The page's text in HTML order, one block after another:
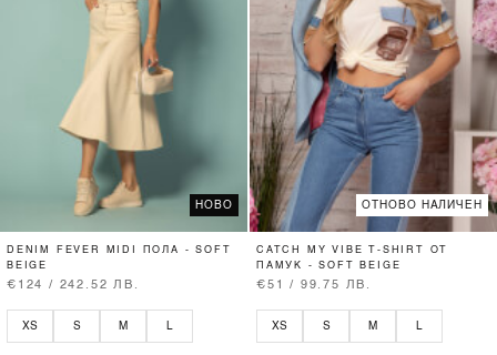
НОВО
DENIM FEVER MIDI ПОЛА - SOFT
BEIGE
€124 / 242.52 ЛВ.
XS S M L
ОТНОВО НАЛИЧЕН
CATCH MY VIBE T-SHIRT ОТ
ПАМУК - SOFT BEIGE
€51 / 99.75 ЛВ.
XS S M L